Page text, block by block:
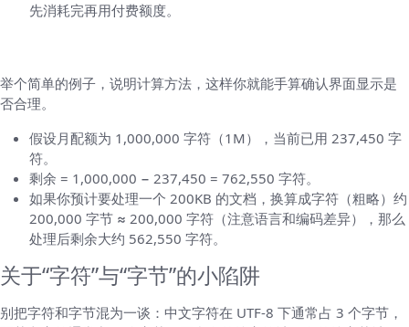
先消耗完再用付费额度。
举个简单的例子，说明计算方法，这样你就能手算确认界面显示是
否合理。
假设月配额为 1,000,000 字符（1M），当前已用 237,450 字
符。
剩余 = 1,000,000 − 237,450 = 762,550 字符。
如果你预计要处理一个 200KB 的文档，换算成字符（粗略）约
200,000 字节 ≈ 200,000 字符（注意语言和编码差异），那么
处理后剩余大约 562,550 字符。
关于“字符”与“字节”的小陷阱
别把字符和字节混为一谈：中文字符在 UTF-8 下通常占 3 个字节，